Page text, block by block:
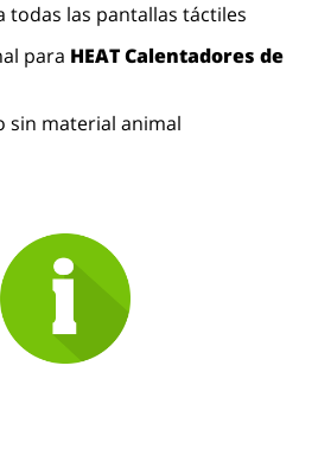
todas las pantallas táctiles
para HEAT Calentadores de
sin material animal